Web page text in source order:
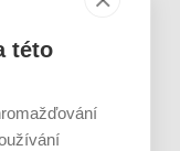
této